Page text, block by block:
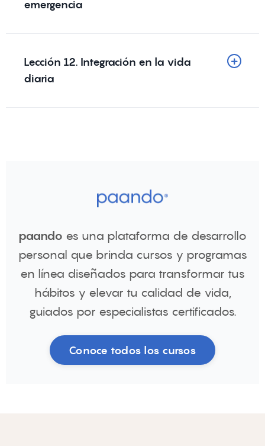
emergencia
Lección 12. Integración en la vida
diaria
paando es una plataforma de desarrollo
personal que brinda cursos y programas
en línea diseñados para transformar tus
hábitos y elevar tu calidad de vida,
guiados por especialistas certificados.
Conoce todos los cursos